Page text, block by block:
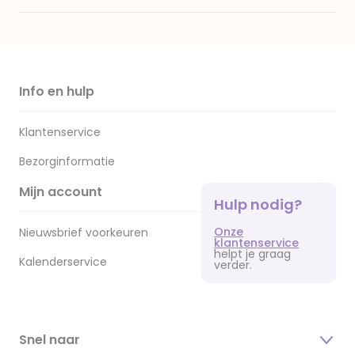
Info en hulp
Klantenservice
Bezorginformatie
Mijn account
Nieuwsbrief voorkeuren
Kalenderservice
Hulp nodig?
Onze
klantenservice
helpt je graag
verder.
Snel naar